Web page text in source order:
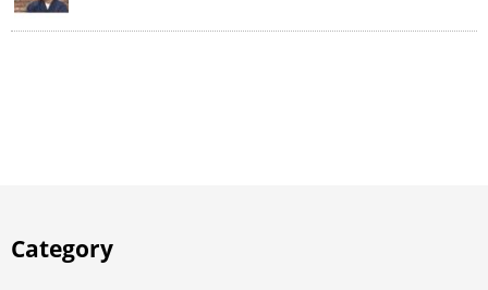
Category